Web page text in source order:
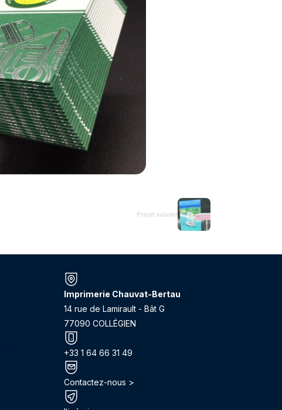
Projet suivant
Imprimerie Chauvat-Bertau
14 rue de Lamirault - Bât G
77090 COLLÉGIEN
+33 1 64 66 31 49
Contactez-nous >